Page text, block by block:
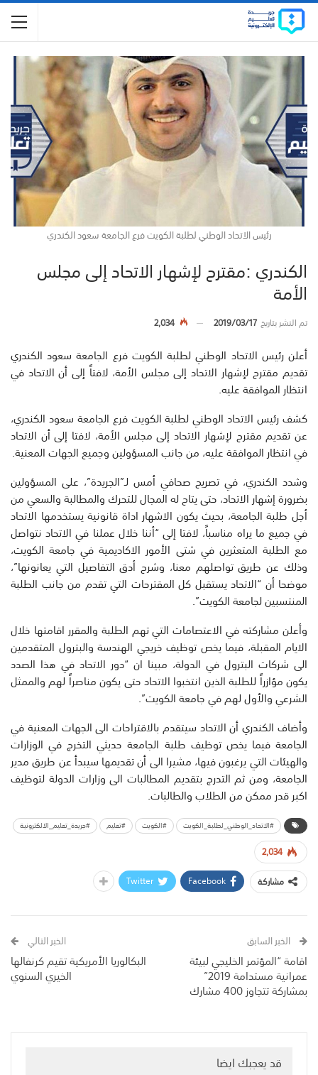
رئيس الاتحاد الوطني لطلبة الكويت فرع الجامعة سعود الكندري
الكندري :مقترح لإشهار الاتحاد إلى مجلس
الأمة
تم النشر بتاريخ2019/03/17
2,034
أعلن رئيس الاتحاد الوطني لطلبة الكويت فرع الجامعة سعود الكندري
تقديم مقترح لإشهار الاتحاد إلى مجلس الأمة، لافتاً إلى أن الاتحاد في
انتظار الموافقة عليه.
كشف رئيس الاتحاد الوطني لطلبة الكويت فرع الجامعة سعود الكندري،
عن تقديم مقترح لإشهار الاتحاد إلى مجلس الأمة، لافتا إلى أن الاتحاد
في انتظار الموافقة عليه، من جانب المسؤولين وجميع الجهات المعنية.
وشدد الكندري، في تصريح صحافي أمس لـ”الجريدة”، على المسؤولين
بضرورة إشهار الاتحاد، حتى يتاح له المجال للتحرك والمطالبة والسعي من
أجل طلبة الجامعة، بحيث يكون الاشهار اداة قانونية يستخدمها الاتحاد
في جميع ما يراه مناسباً، لافتا إلى “أننا خلال عملنا في الاتحاد نتواصل
مع الطلبة المتعثرين في شتى الأمور الاكاديمية في جامعة الكويت،
وذلك عن طريق تواصلهم معنا، وشرح أدق التفاصيل التي يعانونها”،
موضحا أن “الاتحاد يستقبل كل المقترحات التي تقدم من جانب الطلبة
المنتسبين لجامعة الكويت”.
وأعلن مشاركته في الاعتصامات التي تهم الطلبة والمقرر اقامتها خلال
الايام المقبلة، فيما يخص توظيف خريجي الهندسة والبترول المتقدمين
الى شركات البترول في الدولة، مبينا ان “دور الاتحاد في هذا الصدد
يكون مؤازراً للطلبة الذين انتخبوا الاتحاد حتى يكون مناصراً لهم والممثل
الشرعي والأول لهم في جامعة الكويت”.
وأضاف الكندري أن الاتحاد سيتقدم بالاقتراحات الى الجهات المعنية في
الجامعة فيما يخص توظيف طلبة الجامعة حديثي التخرج في الوزارات
والهيئات التي يرغبون فيها، مشيرا الى أن تقديمها سيبدأ عن طريق مدير
الجامعة، ومن ثم التدرج بتقديم المطالبات الى وزارات الدولة لتوظيف
اكبر قدر ممكن من الطلاب والطالبات.
#الاتحاد_الوطني_لطلبة_الكويت #الكويت #تعليم #جريدة_تعليم_الالكترونية
2,034
مشاركة
Facebook
Twitter
الخبر السابق
اقامة “المؤتمر الخليجي لبيئة
عمرانية مستدامة 2019”
بمشاركة تتجاوز 400 مشارك
الخبر التالي
البكالوريا الأمريكية تقيم كرنفالها
الخيري السنوي
قد يعجبك ايضا